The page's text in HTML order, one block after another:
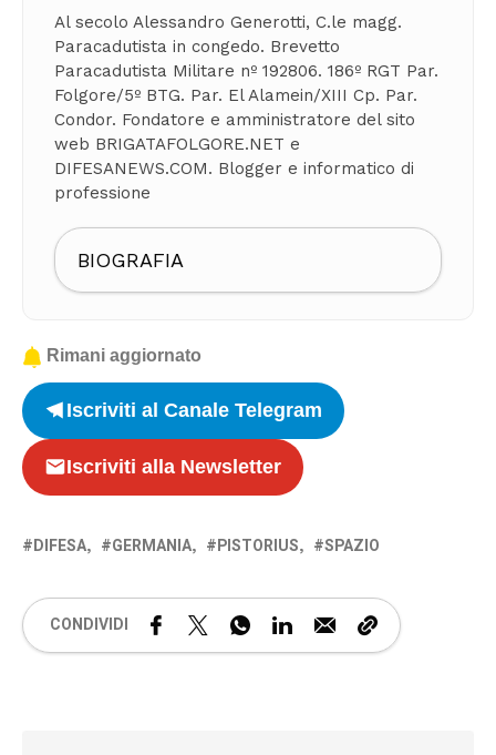
Al secolo Alessandro Generotti, C.le magg.
Paracadutista in congedo. Brevetto
Paracadutista Militare nº 192806. 186º RGT Par.
Folgore/5º BTG. Par. El Alamein/XIII Cp. Par.
Condor. Fondatore e amministratore del sito
web BRIGATAFOLGORE.NET e
DIFESANEWS.COM. Blogger e informatico di
professione
BIOGRAFIA
Rimani aggiornato
Iscriviti al Canale Telegram
Iscriviti alla Newsletter
DIFESA GERMANIA PISTORIUS SPAZIO
CONDIVIDI